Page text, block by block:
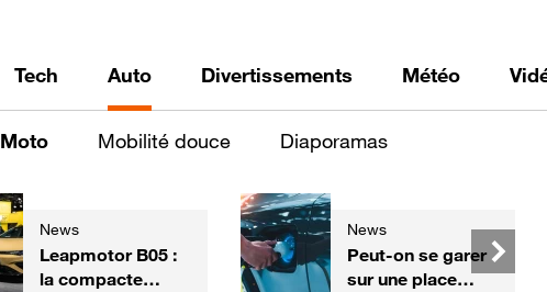
Tech Auto Divertissements Météo
Moto Mobilité douce Diaporamas
News
Leapmotor B05 :
la compacte
News
Peut-on se garer
sur une place